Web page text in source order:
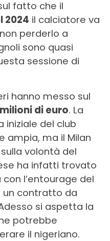
fatto che il
2024 il calciatore va
perderlo a
sono quasi
sessione di
hanno messo sul
di euro. La
iniziale del club
ampia, ma il Milan
volontà del
ha infatti trovato
l’entourage del
un contratto da
si aspetta la
potrebbe
il nigeriano.